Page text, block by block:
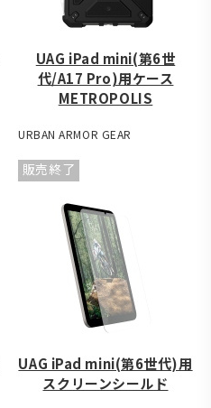
UAG iPad mini(第6世
代/A17 Pro)用ケース
METROPOLIS
URBAN ARMOR GEAR
販売終了
UAG iPad mini(第6世代)用
スクリーンシールド